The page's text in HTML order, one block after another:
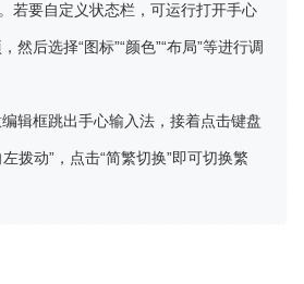
若要自定义状态栏，可运行打开手心
然后选择“图标”“颜色”“布局”等进行调
编辑框跳出手心输入法，接着点击键盘
拨动”，点击“简繁切换”即可切换繁